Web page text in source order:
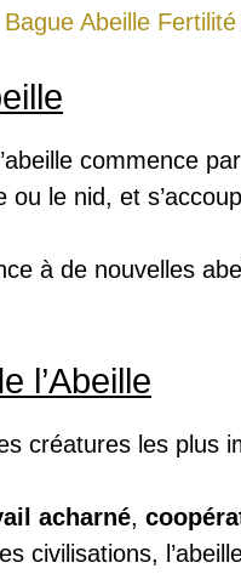
Bague Abeille
commence
le nid, et
à de nouvelles
l’Abeille
créatures les
acharné,
civilisations,